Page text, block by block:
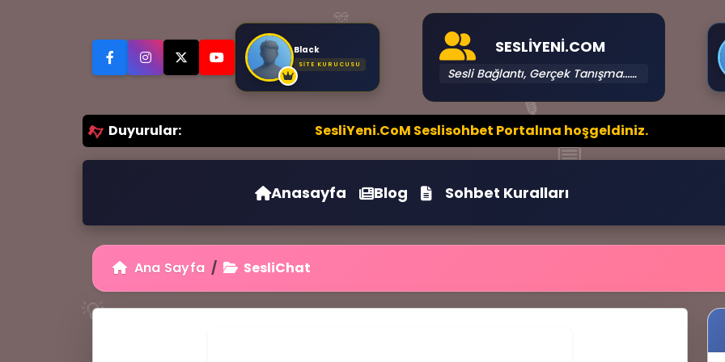
💬
🎙️
💡
🎙️
🎊
Black
SITE KURUCUSU
SESLIYENI.COM
Sesli Bağlantı, Gerçek Tanışma...₀⚡
Duyurular: SesliYeni.CoM Seslisohbet Portalına hoşgeldiniz.
Anasayfa Blog Sohbet Kuralları
Ana Sayfa SesliChat